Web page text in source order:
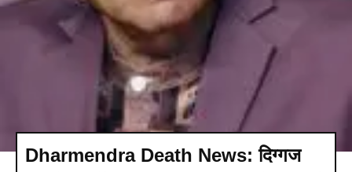
Dharmendra Death News: दिग्गज